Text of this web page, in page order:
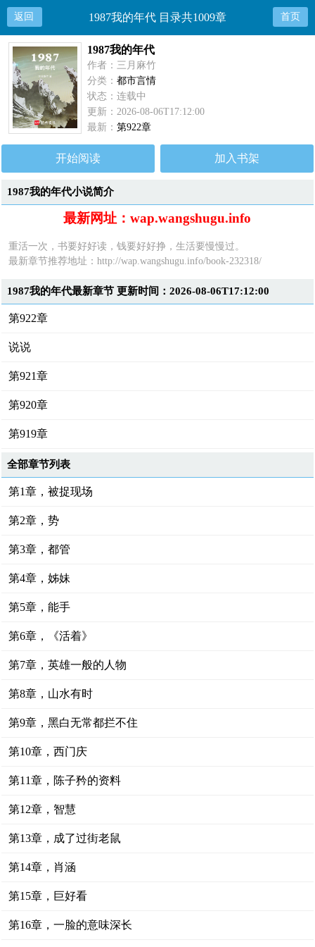
返回 1987我的年代 目录共1009章 首页
1987我的年代
作者：三月麻竹
分类：都市言情
状态：连载中
更新：2026-08-06T17:12:00
最新：第922章
开始阅读 加入书架
1987我的年代小说简介
最新网址：wap.wangshugu.info
重活一次，书要好好读，钱要好好挣，生活要慢慢过。
最新章节推荐地址：http://wap.wangshugu.info/book-232318/
1987我的年代最新章节 更新时间：2026-08-06T17:12:00
第922章
说说
第921章
第920章
第919章
全部章节列表
第1章，被捉现场
第2章，势
第3章，都管
第4章，姊妹
第5章，能手
第6章，《活着》
第7章，英雄一般的人物
第8章，山水有时
第9章，黑白无常都拦不住
第10章，西门庆
第11章，陈子矜的资料
第12章，智慧
第13章，成了过街老鼠
第14章，肖涵
第15章，巨好看
第16章，一脸的意味深长